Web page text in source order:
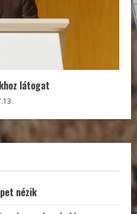
látogat
nézik